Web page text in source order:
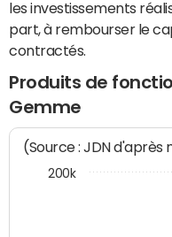
les investissements
part, à rembourser le
contractés.
Produits de
Gemme
(Source : JDN d'après
200k